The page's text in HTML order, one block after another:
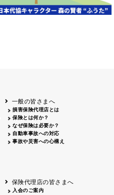
一般の皆さまへ
損害保険代理店とは
保険とは何か？
なぜ保険は必要か？
自動車事故への対応
事故や災害への心構え
保険代理店の皆さまへ
入会のご案内